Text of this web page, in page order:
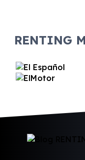
RENTING